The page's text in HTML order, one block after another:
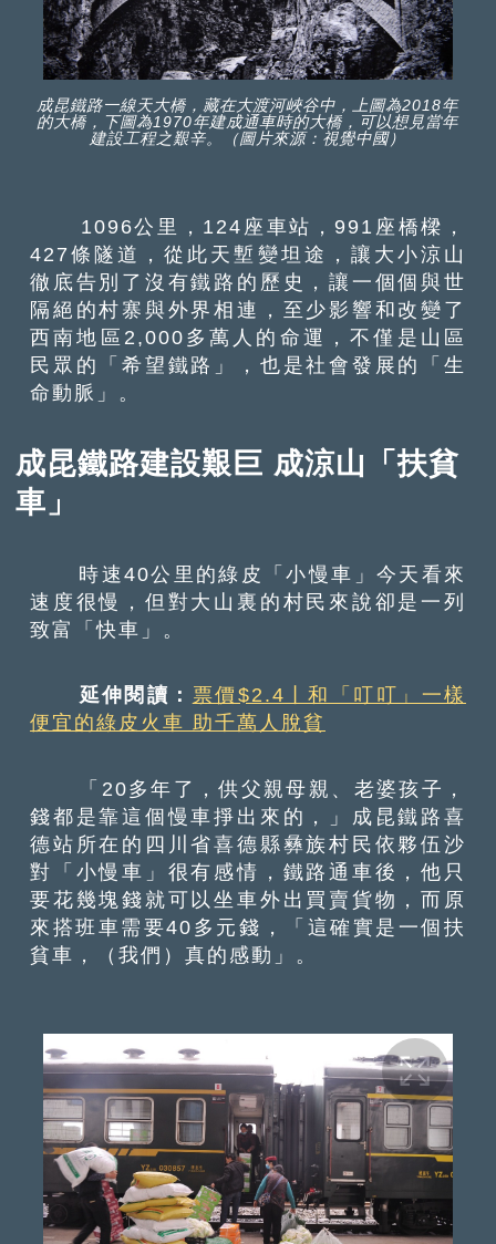
成昆鐵路一線天大橋，藏在大渡河峽谷中，上圖為2018年
的大橋，下圖為1970年建成通車時的大橋，可以想見當年
建設工程之艱辛。（圖片來源：視覺中國）
1096公里，124座車站，991座橋樑，
427條隧道，從此天塹變坦途，讓大小涼山
徹底告別了沒有鐵路的歷史，讓一個個與世
隔絕的村寨與外界相連，至少影響和改變了
西南地區2,000多萬人的命運，不僅是山區
民眾的「希望鐵路」，也是社會發展的「生
命動脈」。
成昆鐵路建設艱巨 成涼山「扶貧
車」
時速40公里的綠皮「小慢車」今天看來
速度很慢，但對大山裏的村民來說卻是一列
致富「快車」。
延伸閱讀： 票價$2.4丨和「叮叮」一樣
便宜的綠皮火車 助千萬人脫貧
「20多年了，供父親母親、老婆孩子，
錢都是靠這個慢車掙出來的，」成昆鐵路喜
德站所在的四川省喜德縣彝族村民依夥伍沙
對「小慢車」很有感情，鐵路通車後，他只
要花幾塊錢就可以坐車外出買賣貨物，而原
來搭班車需要40多元錢，「這確實是一個扶
貧車，（我們）真的感動」。